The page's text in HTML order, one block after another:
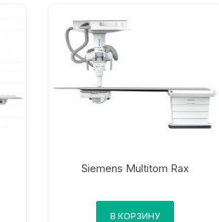
Siemens Multitom Rax
В КОРЗИНУ